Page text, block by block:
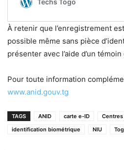
À retenir que l’enregistrement
possible même sans pièce
présenter avec l’aide d’un
Pour toute information
www.anid.gouv.tg
TAGS ANID carte e-ID
identification biométrique
NIU